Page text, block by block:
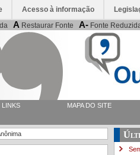
Acesso à informação
A Restaurar Fonte A- Fonte
LINKS MAPA DO SITE